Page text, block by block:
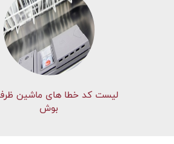
لیست کد خطا های ماشين
بوش